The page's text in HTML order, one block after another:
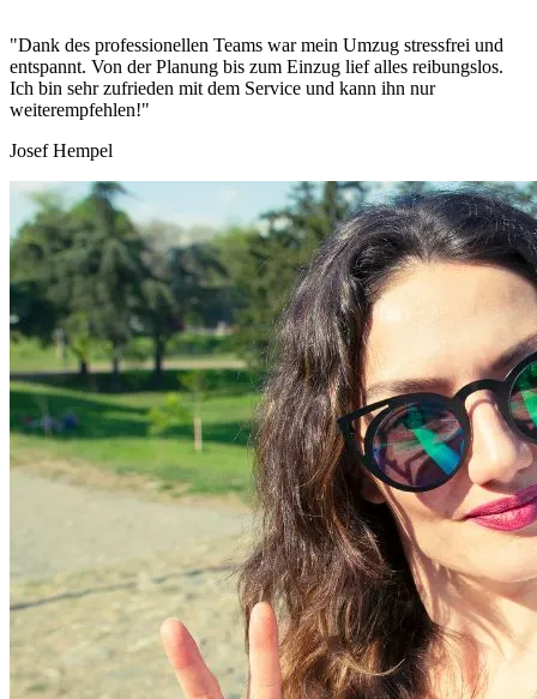
"Dank des professionellen Teams war mein Umzug stressfrei und
entspannt. Von der Planung bis zum Einzug lief alles reibungslos.
Ich bin sehr zufrieden mit dem Service und kann ihn nur
weiterempfehlen!"
Josef Hempel